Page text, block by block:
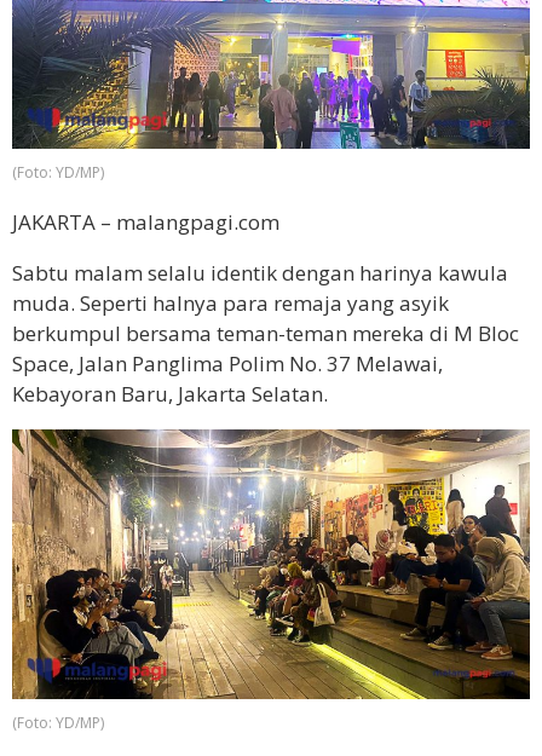
(Foto: YD/MP)
JAKARTA – malangpagi.com
Sabtu malam selalu identik dengan harinya kawula
muda. Seperti halnya para remaja yang asyik
berkumpul bersama teman-teman mereka di M Bloc
Space, Jalan Panglima Polim No. 37 Melawai,
Kebayoran Baru, Jakarta Selatan.
(Foto: YD/MP)